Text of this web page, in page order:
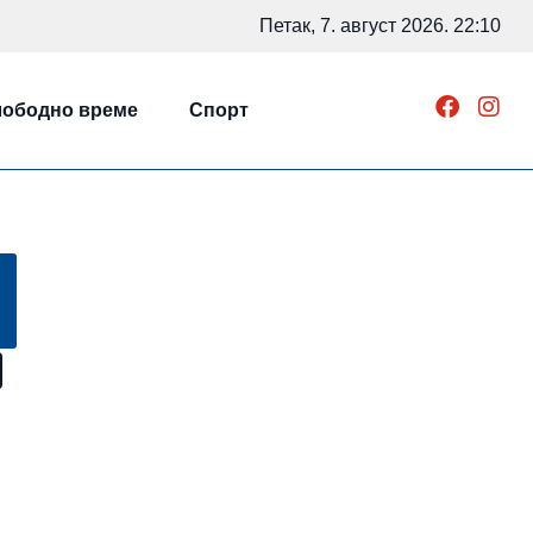
Петак, 7. август 2026. 22:10
време Спорт